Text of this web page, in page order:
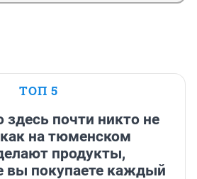
ТОП 5
здесь почти никто не
на тюменском
продукты,
вы покупаете каждый